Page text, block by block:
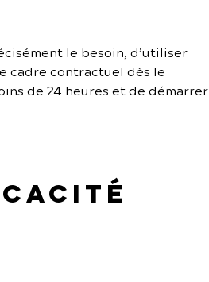
le besoin, d’utiliser
cadre contractuel dès le
de 24 heures et de démarrer